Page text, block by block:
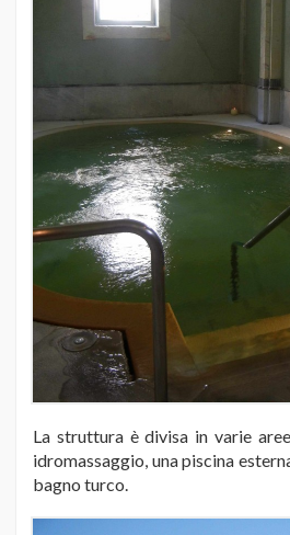
La struttura è divisa in varie
idromassaggio, una piscina
bagno turco.